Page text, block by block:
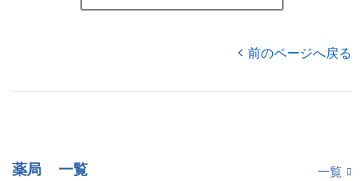
前のページへ戻る
薬局 一覧 一覧